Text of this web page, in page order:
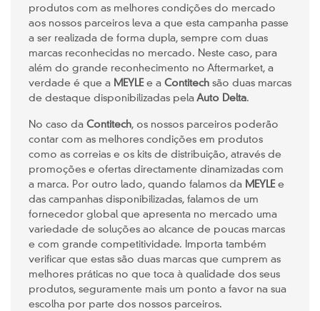
produtos com as melhores condições do mercado
aos nossos parceiros leva a que esta campanha passe
a ser realizada de forma dupla, sempre com duas
marcas reconhecidas no mercado. Neste caso, para
além do grande reconhecimento no Aftermarket, a
verdade é que a MEYLE e a Contitech são duas marcas
de destaque disponibilizadas pela Auto Delta.
No caso da Contitech, os nossos parceiros poderão
contar com as melhores condições em produtos
como as correias e os kits de distribuição, através de
promoções e ofertas directamente dinamizadas com
a marca. Por outro lado, quando falamos da MEYLE e
das campanhas disponibilizadas, falamos de um
fornecedor global que apresenta no mercado uma
variedade de soluções ao alcance de poucas marcas
e com grande competitividade. Importa também
verificar que estas são duas marcas que cumprem as
melhores práticas no que toca à qualidade dos seus
produtos, seguramente mais um ponto a favor na sua
escolha por parte dos nossos parceiros.